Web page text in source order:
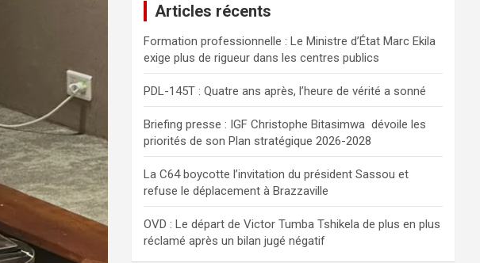
c
h
e
r
Articles récents
Formation professionnelle : Le Ministre d’État Marc Ekila
exige plus de rigueur dans les centres publics
PDL-145T : Quatre ans après, l’heure de vérité a sonné
Briefing presse : IGF Christophe Bitasimwa dévoile les
priorités de son Plan stratégique 2026-2028
La C64 boycotte l’invitation du président Sassou et
refuse le déplacement à Brazzaville
OVD : Le départ de Victor Tumba Tshikela de plus en plus
réclamé après un bilan jugé négatif